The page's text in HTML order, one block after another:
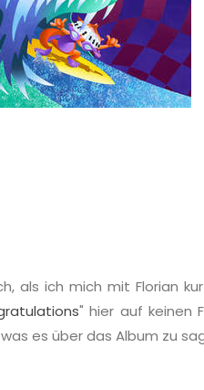
als ich mich mit Florian
" hier auf keinen
es über das Album zu